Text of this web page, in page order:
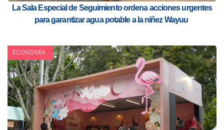
La Sala Especial de Seguimiento ordena acciones urgentes
para garantizar agua potable a la niñez Wayuu
ECONOMÍA